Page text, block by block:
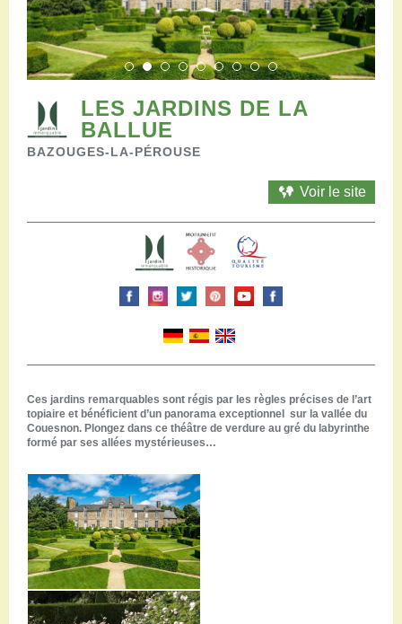
Restaurants
Aires de camping-car
Salles de réception
Aires de pique-nique
Randonner
Randonnées pédestres
Randonnées vélo
Tourisme accessible
LES JARDINS DE LA
BALLUE
BAZOUGES-LA-PÉROUSE
Voir le site
Ces jardins remarquables sont régis par les règles précises de l’art
topiaire et bénéficient d’un panorama exceptionnel sur la vallée du
Couesnon. Plongez dans ce théâtre de verdure au gré du labyrinthe
formé par ses allées mystérieuses…